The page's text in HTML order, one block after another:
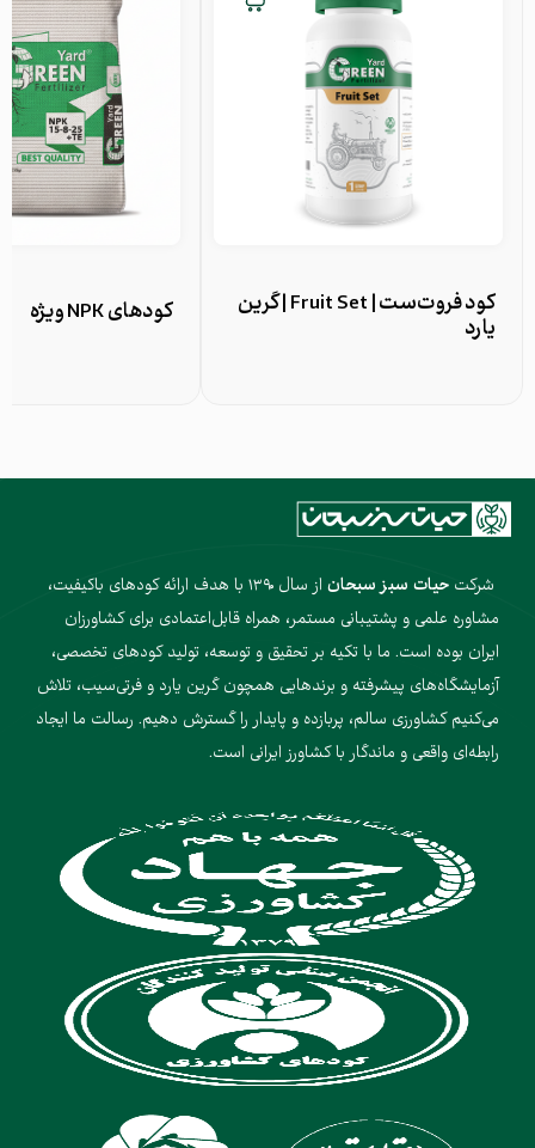
کود فروت‌ست | Fruit Set | گرین
یارد کودهای NPK ویژه
شرکت حیات سبز سبحان
از سال ۱۳۹۰ با هدف ارائه کودهای باکیفیت،
مشاوره علمی و پشتیبانی مستمر، همراه قابل‌اعتمادی برای کشاورزان
ایران بوده است. ما با تکیه بر تحقیق و توسعه، تولید کودهای تخصصی،
آزمایشگاه‌های پیشرفته و برندهایی همچون گرین یارد و فرتی‌سیب، تلاش
می‌کنیم کشاورزی سالم، پربازده و پایدار را گسترش دهیم. رسالت ما ایجاد
رابطه‌ای واقعی و ماندگار با کشاورز ایرانی است.